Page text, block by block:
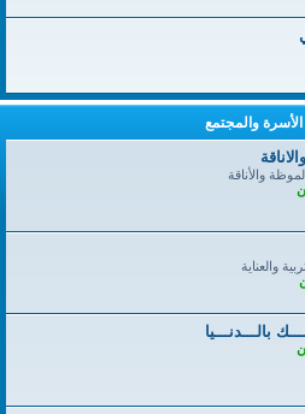
والمجتمع
والأناقة
والعناية
بالـــدنـــيا